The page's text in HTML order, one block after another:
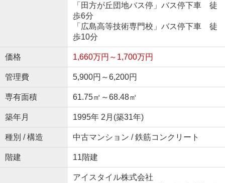
「田方が丘団地バス停」バス停下車 徒
歩6分
「広島高等技術専門校」バス停下車 徒
歩10分
価格 1,660万円～1,700万円
管理費 5,900円～6,200円
専有面積 61.75㎡～68.48㎡
築年月 1995年 2月(築31年)
種別 / 構造 中古マンション / 鉄筋コンクリート
階建 11階建
アイスタイル株式会社